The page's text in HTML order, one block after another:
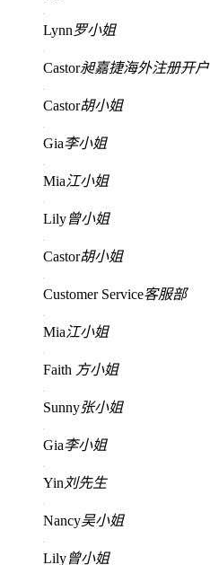
Lynn罗小姐
Castor昶嘉捷海外注册开户
Castor胡小姐
Gia李小姐
Mia江小姐
Lily曾小姐
Castor胡小姐
Customer Service客服部
Mia江小姐
Faith 方小姐
Sunny张小姐
Gia李小姐
Yin 刘先生
Nancy吴小姐
Lily曾小姐